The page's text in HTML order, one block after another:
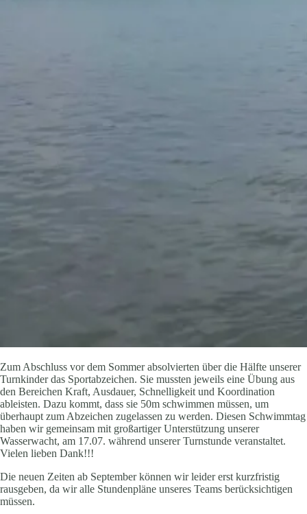
Zum Abschluss vor dem Sommer absolvierten über die Hälfte unserer
Turnkinder das Sportabzeichen. Sie mussten jeweils eine Übung aus
den Bereichen Kraft, Ausdauer, Schnelligkeit und Koordination
ableisten. Dazu kommt, dass sie 50m schwimmen müssen, um
überhaupt zum Abzeichen zugelassen zu werden. Diesen Schwimmtag
haben wir gemeinsam mit großartiger Unterstützung unserer
Wasserwacht, am 17.07. während unserer Turnstunde veranstaltet.
Vielen lieben Dank!!!
Die neuen Zeiten ab September können wir leider erst kurzfristig
rausgeben, da wir alle Stundenpläne unseres Teams berücksichtigen
müssen.